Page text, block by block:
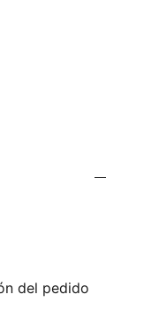
del pedido